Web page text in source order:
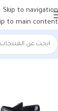
Skip to navigation
to main content
الرئيسية/منتجات